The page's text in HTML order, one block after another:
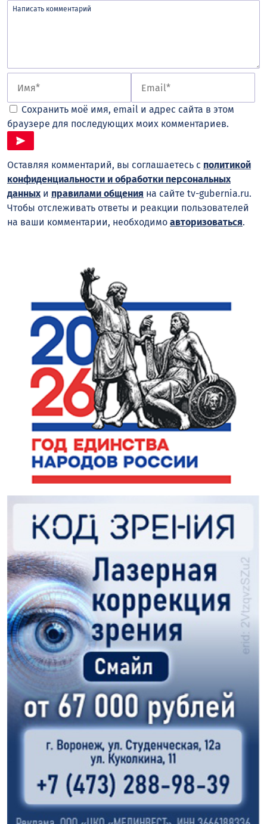
Сохранить моё имя, email и адрес сайта в этом
браузере для последующих моих комментариев.
Оставляя комментарий, вы соглашаетесь с политикой
конфиденциальности и обработки персональных
данныхи правилами общения на сайте tv-gubernia.ru.
Чтобы отслеживать ответы и реакции пользователей
на ваши комментарии, необходимо авторизоваться.